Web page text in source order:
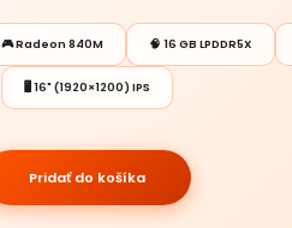
🎮 Radeon 840M 🧠 16 GB LPDDR5X
🖥️ 16" (1920×1200) IPS
Pridať do košíka